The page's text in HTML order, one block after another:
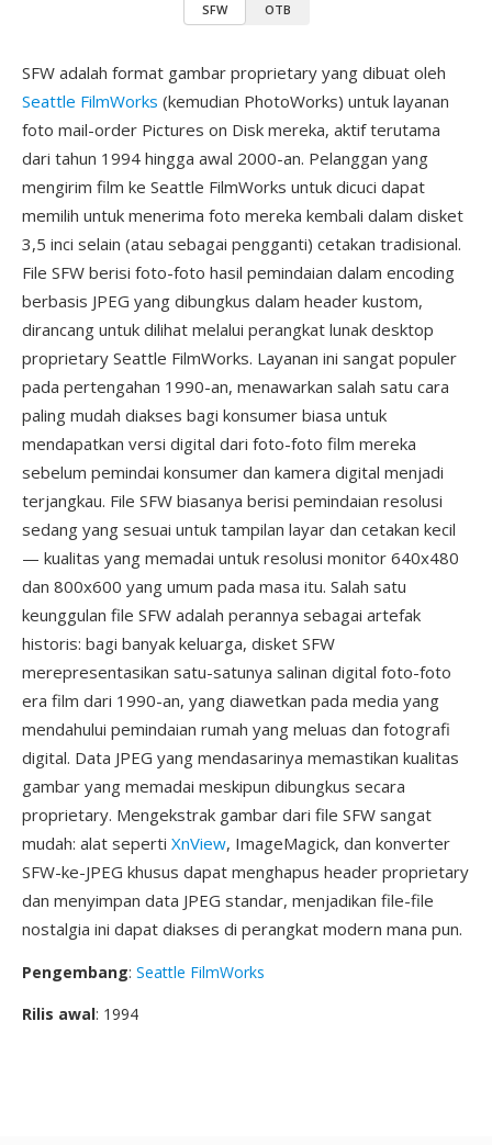
SFW OTB
SFW adalah format gambar proprietary yang dibuat oleh
Seattle FilmWorks (kemudian PhotoWorks) untuk layanan
foto mail-order Pictures on Disk mereka, aktif terutama
dari tahun 1994 hingga awal 2000-an. Pelanggan yang
mengirim film ke Seattle FilmWorks untuk dicuci dapat
memilih untuk menerima foto mereka kembali dalam disket
3,5 inci selain (atau sebagai pengganti) cetakan tradisional.
File SFW berisi foto-foto hasil pemindaian dalam encoding
berbasis JPEG yang dibungkus dalam header kustom,
dirancang untuk dilihat melalui perangkat lunak desktop
proprietary Seattle FilmWorks. Layanan ini sangat populer
pada pertengahan 1990-an, menawarkan salah satu cara
paling mudah diakses bagi konsumer biasa untuk
mendapatkan versi digital dari foto-foto film mereka
sebelum pemindai konsumer dan kamera digital menjadi
terjangkau. File SFW biasanya berisi pemindaian resolusi
sedang yang sesuai untuk tampilan layar dan cetakan kecil
— kualitas yang memadai untuk resolusi monitor 640x480
dan 800x600 yang umum pada masa itu. Salah satu
keunggulan file SFW adalah perannya sebagai artefak
historis: bagi banyak keluarga, disket SFW
merepresentasikan satu-satunya salinan digital foto-foto
era film dari 1990-an, yang diawetkan pada media yang
mendahului pemindaian rumah yang meluas dan fotografi
digital. Data JPEG yang mendasarinya memastikan kualitas
gambar yang memadai meskipun dibungkus secara
proprietary. Mengekstrak gambar dari file SFW sangat
mudah: alat seperti XnView, ImageMagick, dan konverter
SFW-ke-JPEG khusus dapat menghapus header proprietary
dan menyimpan data JPEG standar, menjadikan file-file
nostalgia ini dapat diakses di perangkat modern mana pun.
Pengembang: Seattle FilmWorks
Rilis awal: 1994